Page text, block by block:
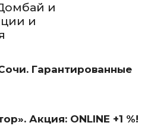
и
и
Гарантированные
Акция: ONLINE +1 %!